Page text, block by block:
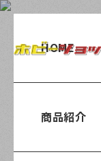
HOME
商品紹介